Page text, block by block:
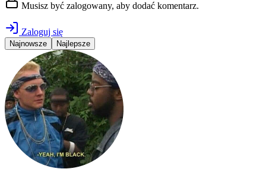
Musisz być zalogowany, aby dodać komentarz.
Zaloguj się
Najnowsze Najlepsze